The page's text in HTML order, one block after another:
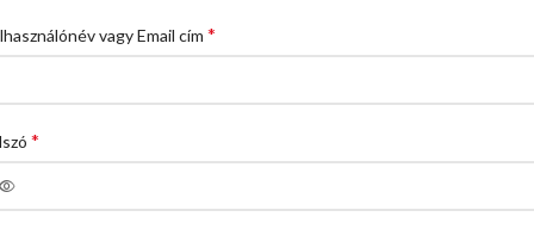
vagy Email cím *
*